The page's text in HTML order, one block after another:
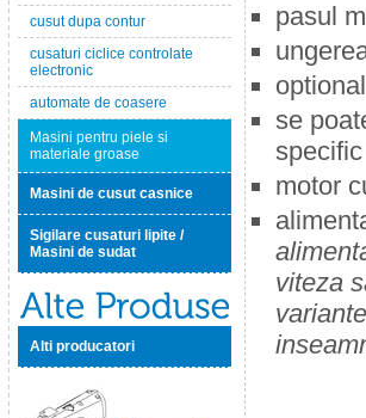
cusut dupa contur
cusaturi ciclice controlate
electronic
automate de coasere
Masini pentru piele si
materiale groase
Masini de cusut casnice
Sigilare cusaturi lipite /
Masini de sudat
Alti producatori
pasul
se
motor
viteza